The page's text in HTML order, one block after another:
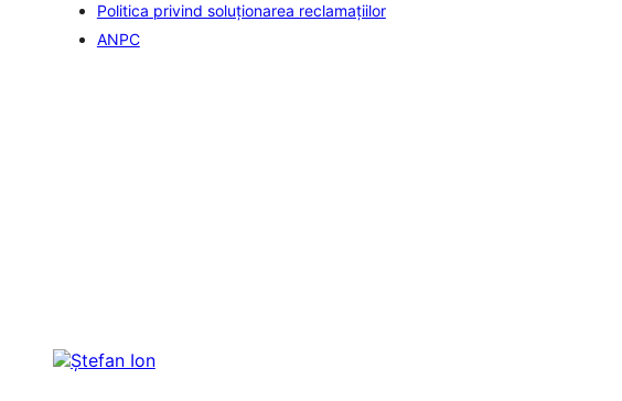
Politica privind soluționarea reclamațiilor
ANPC